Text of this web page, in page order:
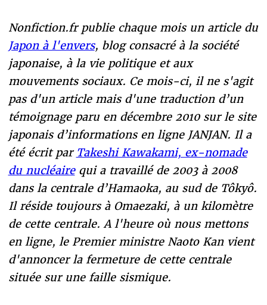
Nonfiction.fr publie chaque mois un article du
Japon à l'envers, blog consacré à la société
japonaise, à la vie politique et aux
mouvements sociaux. Ce mois-ci, il ne s'agit
pas d'un article mais d'une traduction d’un
témoignage paru en décembre 2010 sur le site
japonais d’informations en ligne JANJAN. Il a
été écrit par Takeshi Kawakami, ex-nomade
du nucléairequi a travaillé de 2003 à 2008
dans la centrale d’Hamaoka, au sud de Tôkyô.
Il réside toujours à Omaezaki, à un kilomètre
de cette centrale. A l'heure où nous mettons
en ligne, le Premier ministre Naoto Kan vient
d'annoncer la fermeture de cette centrale
située sur une faille sismique.